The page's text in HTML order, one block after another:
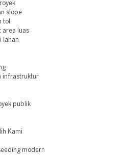
slope
tol
area luas
lahan
infrastruktur
publik
Kami
modern